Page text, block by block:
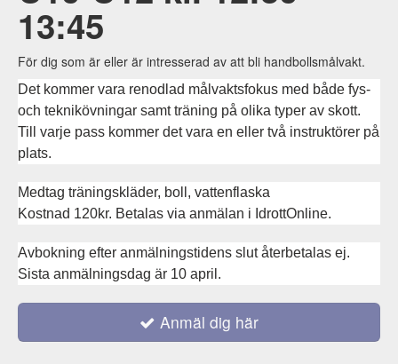
13:45
För dig som är eller är intresserad av att bli handbollsmålvakt.
Det kommer vara renodlad målvaktsfokus med både fys-
och teknikövningar samt träning på olika typer av skott.
Till varje pass kommer det vara en eller två instruktörer på
plats.
Medtag träningskläder, boll, vattenflaska
Kostnad 120kr. Betalas via anmälan i IdrottOnline.
Avbokning efter anmälningstidens slut återbetalas ej.
Sista anmälningsdag är 10 april.
Anmäl dig här